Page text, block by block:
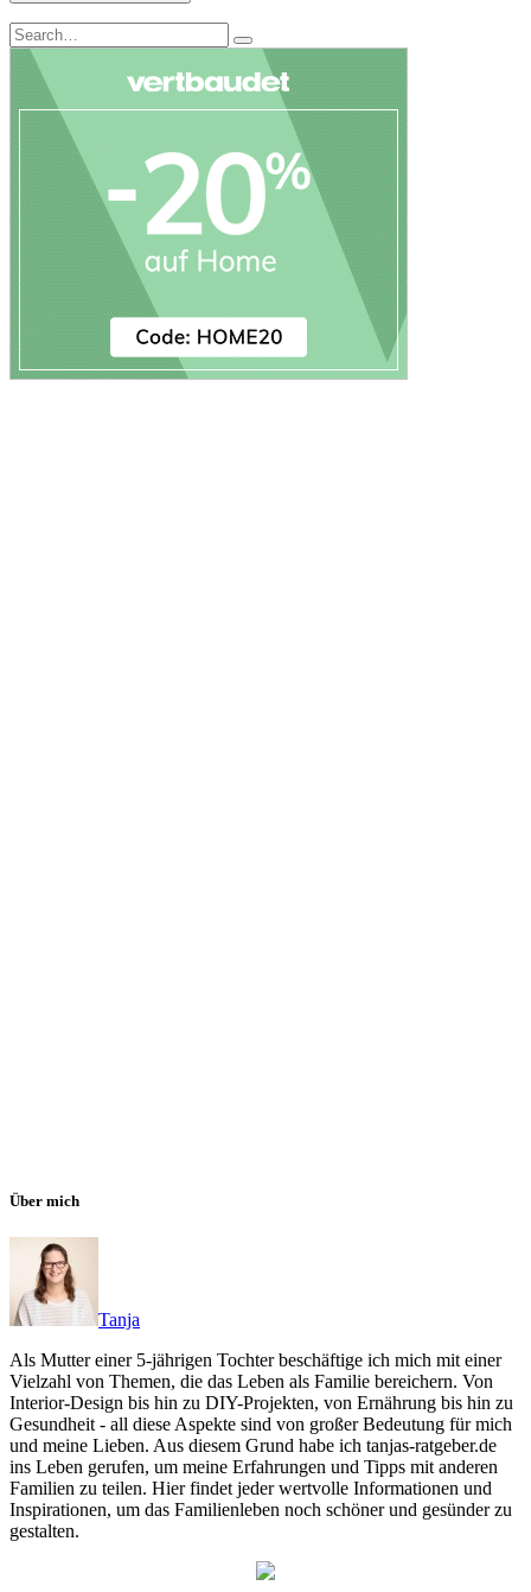
Search
for:
Search
Über mich
Tanja
Als Mutter einer 5-jährigen Tochter beschäftige ich mich mit einer
Vielzahl von Themen, die das Leben als Familie bereichern. Von
Interior-Design bis hin zu DIY-Projekten, von Ernährung bis hin zu
Gesundheit - all diese Aspekte sind von großer Bedeutung für mich
und meine Lieben. Aus diesem Grund habe ich tanjas-ratgeber.de
ins Leben gerufen, um meine Erfahrungen und Tipps mit anderen
Familien zu teilen. Hier findet jeder wertvolle Informationen und
Inspirationen, um das Familienleben noch schöner und gesünder zu
gestalten.